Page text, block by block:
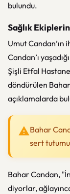
bulundu.
Sağlık
Umut Candan’ın
Candan’ı
Şişli Etfal
döndürülen
açıklamalarda
Bahar
sert
Bahar Candan,
diyorlar,